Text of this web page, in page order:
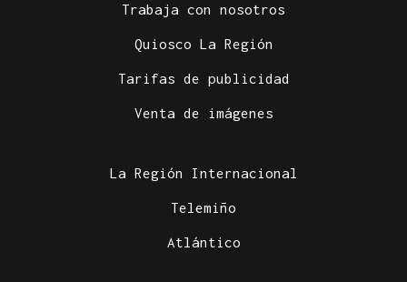
Trabaja con nosotros
Quiosco La Región
Tarifas de publicidad
Venta de imágenes
La Región Internacional
Telemiño
Atlántico